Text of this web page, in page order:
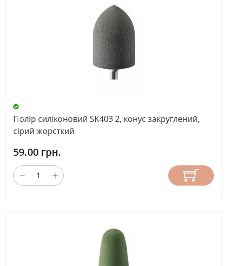
Полір силіконовий SK403 2, конус закруглений,
сірий жорсткий
59.00 грн.